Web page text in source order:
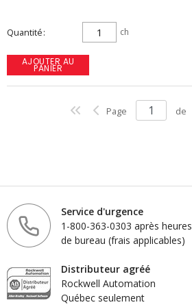
Quantité ch
AJOUTER AU
PANIER
Page de
Service d'urgence
1-800-363-0303 après heures
de bureau (frais applicables)
Distributeur agréé
Rockwell Automation
Québec seulement